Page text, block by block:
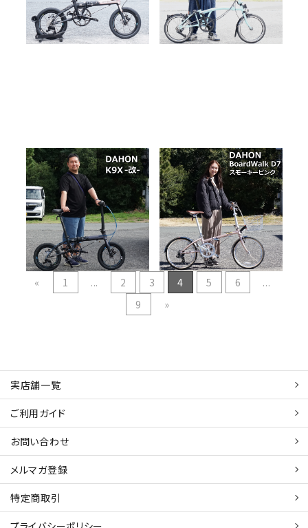
DAHON K9X【ダホン ケー
ナインクロス】お洒落なカス
タムで納車しました！
2025.02.27
BLOG 納車
DAHON BoardWalkD7（ボ
ードウォークD7）＋ ニューワ
イヤーバスケットを納車しま
した。
2025.02.24
BLOG 納車
« 1 ... 2 3 4 5 6
...
9
»
実店舗一覧
ご利用ガイド
お問い合わせ
メルマガ登録
特定商取引